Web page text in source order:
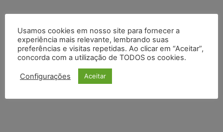
Usamos cookies em nosso site para fornecer a
experiência mais relevante, lembrando suas
preferências e visitas repetidas. Ao clicar em “Aceitar”,
concorda com a utilização de TODOS os cookies.
Configurações Aceitar